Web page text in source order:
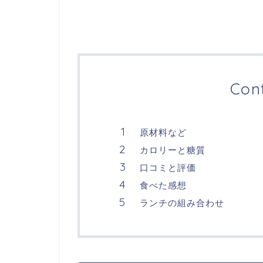
原材料など
カロリーと糖質
口コミと評価
食べた感想
ランチの組み合わせ